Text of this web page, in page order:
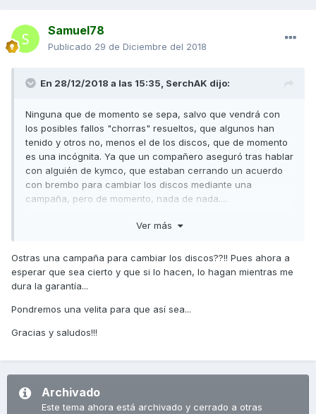
Samuel78
Publicado 29 de Diciembre del 2018
En 28/12/2018 a las 15:35, SerchAK dijo:
Ninguna que de momento se sepa, salvo que vendrá con
los posibles fallos "chorras" resueltos, que algunos han
tenido y otros no, menos el de los discos, que de momento
es una incógnita. Ya que un compañero aseguró tras hablar
con alguién de kymco, que estaban cerrando un acuerdo
con brembo para cambiar los discos mediante una
campaña, pero de momento, nada de nada....
Enviado desde mi SM-G965F mediante Tapatalk
Ver más
Ostras una campaña para cambiar los discos??!! Pues ahora a
esperar que sea cierto y que si lo hacen, lo hagan mientras me
dura la garantía...
Pondremos una velita para que así sea...
Gracias y saludos!!!
Archivado
Este tema ahora está archivado y cerrado a otras